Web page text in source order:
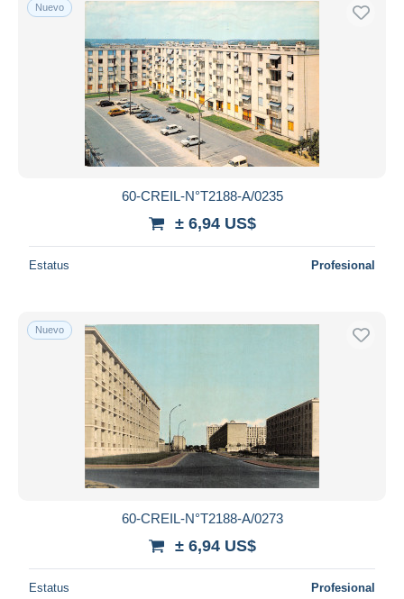
Nuevo
60-CREIL-N°T2188-A/0235
± 6,94 US$
Estatus Profesional
Nuevo
60-CREIL-N°T2188-A/0273
± 6,94 US$
Estatus Profesional